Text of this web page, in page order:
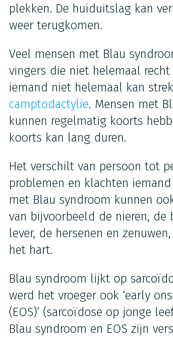
plekken. De huiduitslag kan
weer terugkomen.
Veel mensen met Blau
vingers die niet helemaal recht
iemand niet helemaal kan
camptodactylie. Mensen met
kunnen regelmatig koorts
koorts kan lang duren.
Het verschilt van persoon tot
problemen en klachten
met Blau syndroom kunnen
van bijvoorbeeld de nieren, de
lever, de hersenen en
het hart.
Blau syndroom lijkt op
werd het vroeger ook ‘early
(EOS)’ (sarcoïdose op jonge
Blau syndroom en EOS zijn